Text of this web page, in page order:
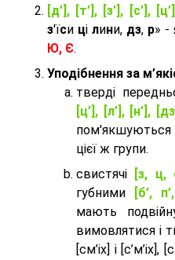
[д’], [т’], [з’], [с’],
з'їси ці лини, дз, р» -
Ю, Є.
Уподібнення за
тверді
[ц’], [л’], [н’],
пом'якшуються
цієї ж групи.
cвистячі
[з, ц,
губними
[б’,
мають
вимовлятися і
[см’іх] і [с’м’іх],